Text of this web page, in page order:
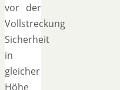
vor der
Vollstreckung
Sicherheit
in
gleicher
Höhe